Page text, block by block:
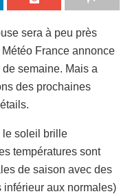
sera à peu près
France annonce
semaine. Mais a
des prochaines
le soleil brille
températures sont
de saison avec des
inférieur aux normales)